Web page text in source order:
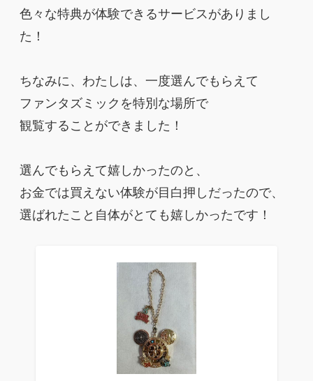
色々な特典が体験できるサービスがありまし
た！
ちなみに、わたしは、一度選んでもらえて
ファンタズミックを特別な場所で
観覧することができました！
選んでもらえて嬉しかったのと、
お金では買えない体験が目白押しだったので、
選ばれたこと自体がとても嬉しかったです！